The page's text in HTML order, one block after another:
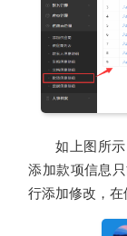
如上图所
添加款项信息
行添加修改，在